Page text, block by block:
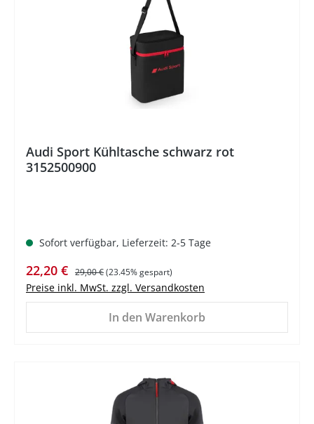
Audi Sport Kühltasche schwarz rot
3152500900
Sofort verfügbar, Lieferzeit: 2-5 Tage
Verkaufspreis:
22,20 € Regulärer Preis:
29,00 €(23.45% gespart)
Preise inkl. MwSt. zzgl. Versandkosten
In den Warenkorb